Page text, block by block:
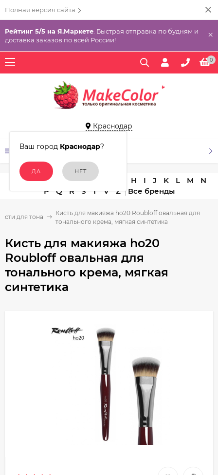
Полная версия сайта
Рейтинг 5/5 на Я.Маркете . Быстрая отправка по будням и
доставка заказов по всей России!
×
0
Краснодар
Ваш город Краснодар?
КАТАЛОГ ТОВАРОВ
A C D E H I J K L M
N
P
Q R S T V Z
для тона
Кисть для макияжа ho20 Roubloff овальная для
тонального крема, мягкая синтетика
Кисть для макияжа ho20
Roubloff овальная для
тонального крема, мягкая
синтетика